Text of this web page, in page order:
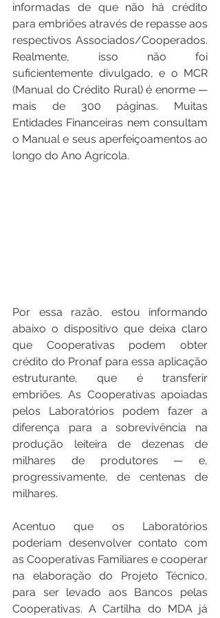
informadas de que não há crédito
para embriões através de repasse aos
respectivos Associados/Cooperados.
Realmente, isso não foi
suficientemente divulgado, e o MCR
(Manual do Crédito Rural) é enorme —
mais de 300 páginas. Muitas
Entidades Financeiras nem consultam
o Manual e seus aperfeiçoamentos ao
longo do Ano Agrícola.
Por essa razão, estou informando
abaixo o dispositivo que deixa claro
que Cooperativas podem obter
crédito do Pronaf para essa aplicação
estruturante, que é transferir
embriões. As Cooperativas apoiadas
pelos Laboratórios podem fazer a
diferença para a sobrevivência na
produção leiteira de dezenas de
milhares de produtores — e,
progressivamente, de centenas de
milhares.
Acentuo que os Laboratórios
poderiam desenvolver contato com
as Cooperativas Familiares e cooperar
na elaboração do Projeto Técnico,
para ser levado aos Bancos pelas
Cooperativas. A Cartilha do MDA já